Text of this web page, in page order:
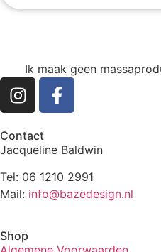
Ik maak geen
Contact
Jacqueline Baldwin
Tel: 06 1210 2991
Mail: info@bazedesign.nl
Shop